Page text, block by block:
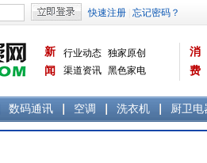
新
闻
行业动态 独家原创
渠道资讯 黑色家电
消
费
数码通讯 空调 洗衣机 厨卫电